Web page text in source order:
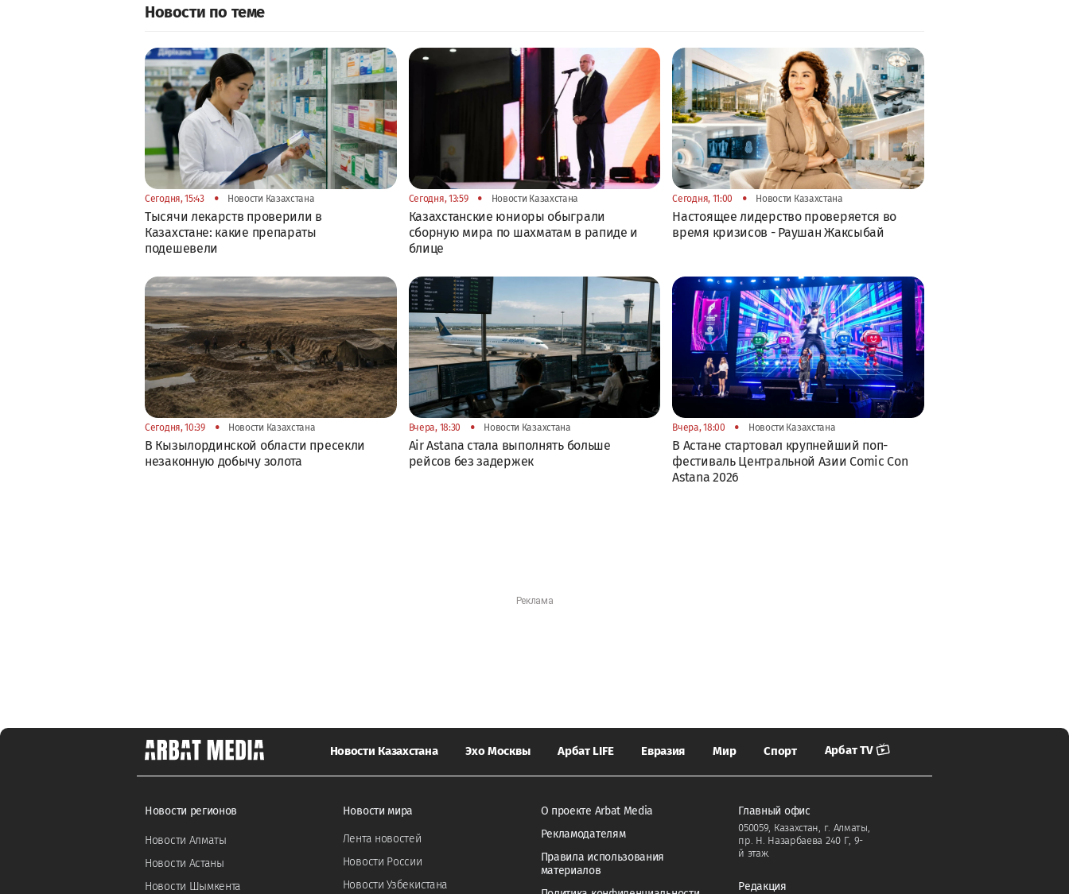
Новости по теме
Сегодня, 15:43 • Новости Казахстана
Тысячи лекарств проверили в
Казахстане: какие препараты
подешевели
Сегодня, 13:59 • Новости Казахстана
Казахстанские юниоры обыграли
сборную мира по шахматам в рапиде и
блице
Сегодня, 11:00 • Новости Казахстана
Настоящее лидерство проверяется во
время кризисов - Раушан Жаксыбай
Сегодня, 10:39 • Новости Казахстана
В Кызылординской области пресекли
незаконную добычу золота
Вчера, 18:30 • Новости Казахстана
Air Astana стала выполнять больше
рейсов без задержек
Вчера, 18:00 • Новости Казахстана
В Астане стартовал крупнейший поп-
фестиваль Центральной Азии Comic Con
Astana 2026
Новости Казахстана Эхо Москвы Арбат LIFE Евразия Мир Спорт Арбат TV
Новости регионов
Новости Алматы
Новости Астаны
Новости Шымкента
Новости мира
Лента новостей
Новости России
Новости Узбекистана
О проекте Arbat Media
Рекламодателям
Правила использования
материалов
Главный офис
050059, Казахстан, г. Алматы,
пр. Н. Назарбаева 240 Г, 9-
й этаж.
Редакция